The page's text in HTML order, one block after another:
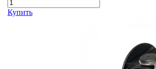
Купить